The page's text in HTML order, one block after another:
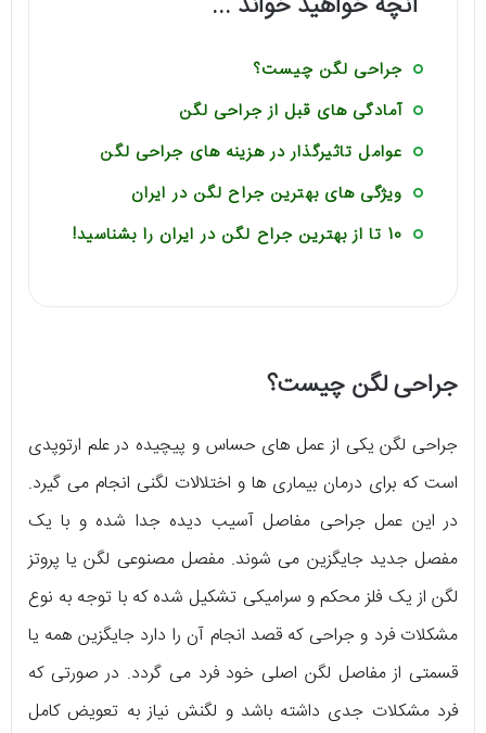
جراحی لگن چیست؟
آمادگی های قبل از جراحی لگن
عوامل تاثیرگذار در هزینه های جراحی لگن
ویژگی های بهترین جراح لگن در ایران
10 تا از بهترین جراح لگن در ایران را بشناسید!
جراحی لگن چیست؟
جراحی لگن یکی از عمل های حساس و پیچیده در علم ارتوپدی
است که برای درمان بیماری ها و اختلالات لگنی انجام می گیرد.
در این عمل جراحی مفاصل آسیب دیده جدا شده و با یک
مفصل جدید جایگزین می شوند. مفصل مصنوعی لگن یا پروتز
لگن از یک فلز محکم و سرامیکی تشکیل شده که با توجه به نوع
مشکلات فرد و جراحی که قصد انجام آن را دارد جایگزین همه یا
قسمتی از مفاصل لگن اصلی خود فرد می گردد. در صورتی که
فرد مشکلات جدی داشته باشد و لگنش نیاز به تعویض کامل